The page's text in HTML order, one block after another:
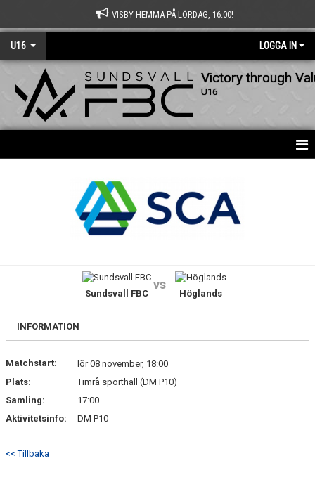
VISBY HEMMA PÅ LÖRDAG, 16:00!
U16 LOGGA IN
Victory through
U16
TRUPPEN
KONTAKT
Sundsvall FBC
vs
Höglands
INFORMATION
Matchstart:
lör 08 november, 18:00
Plats:
Timrå sporthall (DM P10)
Samling:
17:00
Aktivitetsinfo:
DM P10
<< Tillbaka